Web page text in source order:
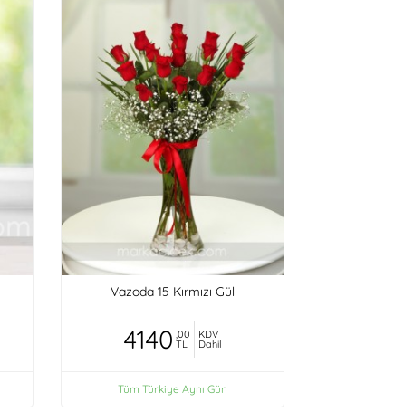
Vazoda 15 Kırmızı Gül
4140 ,00
TL
KDV
Dahil
Tüm Türkiye Aynı Gün